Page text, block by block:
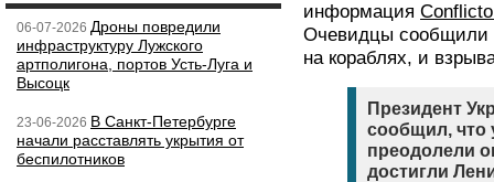
06-07-2026 Дроны повредили
инфраструктуру Лужского
артполигона, портов Усть-Луга и
Высоцк
23-06-2026 В Санкт-Петербурге
начали расставлять укрытия от
беспилотников
информация
Очевидцы сообщили
на кораблях, и
Президент
сообщил, что
преодолели
достигли